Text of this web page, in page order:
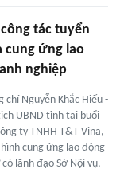
tác tuyển
cung ứng lao
nghiệp
chí Nguyễn Khắc Hiếu -
UBND tỉnh tại buổi
ty TNHH T&T Vina,
cung ứng lao động
lãnh đạo Sở Nội vụ,